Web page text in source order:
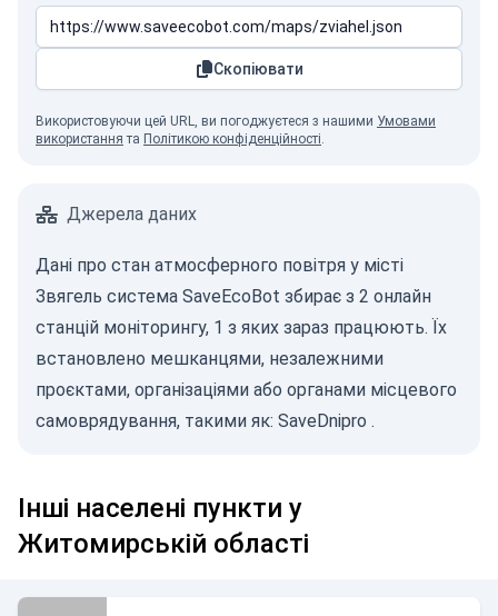
Скопіювати
Використовуючи цей URL, ви погоджуєтеся з нашими Умовами
використання та Політикою конфіденційності.
Джерела даних
Дані про стан атмосферного повітря у місті
Звягель система SaveEcoBot збирає з 2 онлайн
станцій моніторингу, 1 з яких зараз працюють. Їх
встановлено мешканцями, незалежними
проєктами, організаціями або органами місцевого
самоврядування, такими як: SaveDnipro .
Інші населені пункти у
Житомирській області